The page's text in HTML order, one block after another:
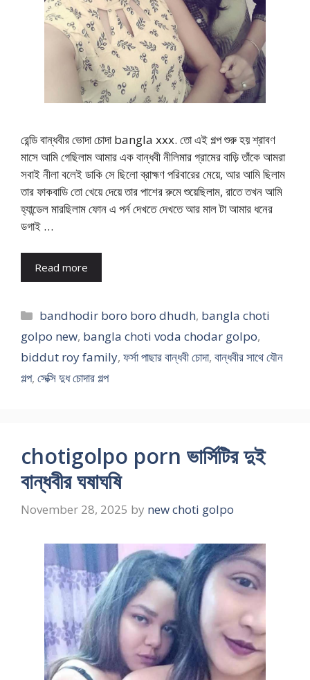
রেন্ডি বান্ধবীর ভোদা চোদা bangla xxx. তো এই গল্প শুরু হয় শ্রাবণ
মাসে আমি গেছিলাম আমার এক বান্ধবী নীলিমার গ্রামের বাড়ি তাঁকে আমরা
সবাই নীলা বলেই ডাকি সে ছিলো ব্রাহ্মণ পরিবারের মেয়ে, আর আমি ছিলাম
তার ফাকবাডি তো খেয়ে দেয়ে তার পাশের রুমে শুয়েছিলাম, রাতে তখন আমি
হ্যান্ডেল মারছিলাম ফোন এ পর্ন দেখতে দেখতে আর মাল টা আমার ধনের
ডগাই …
Read more
Categories
bandhodir boro boro dhudh, bangla choti
golpo new, bangla choti voda chodar golpo,
biddut roy family, ফর্সা পাছার বান্ধবী চোদা, বান্ধবীর সাথে যৌন
গল্প, সেক্সি দুধ চোদার গল্প
chotigolpo porn ভার্সিটির দুই
বান্ধবীর ঘষাঘষি
November 28, 2025 by new choti golpo